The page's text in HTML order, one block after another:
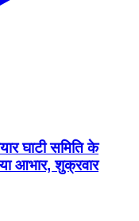
घाटी समिति के
आभार, शुक्रवार